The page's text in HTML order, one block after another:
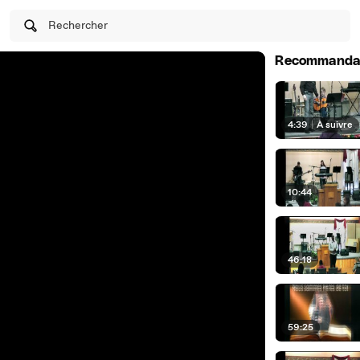
Rechercher
4:39 | À suivre
10:44
46:18
59:25